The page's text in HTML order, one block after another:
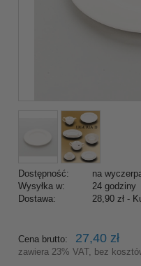
Dostępność:
na
Wysyłka w:
24 godziny
Dostawa:
28,90 zł -
Cena nie zawiera
Cena brutto: 27,40 zł
zawiera 23% VAT, bez